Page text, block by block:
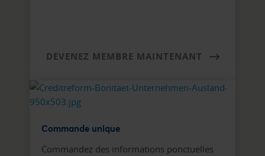
DEVENEZ MEMBRE MAINTENANT
Commande unique
Commandez des informations ponctuelles